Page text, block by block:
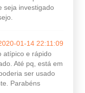
seja investigado
01-14 22:11:09
atípico e rápido
Até pq, está em
ser usado
Parabéns